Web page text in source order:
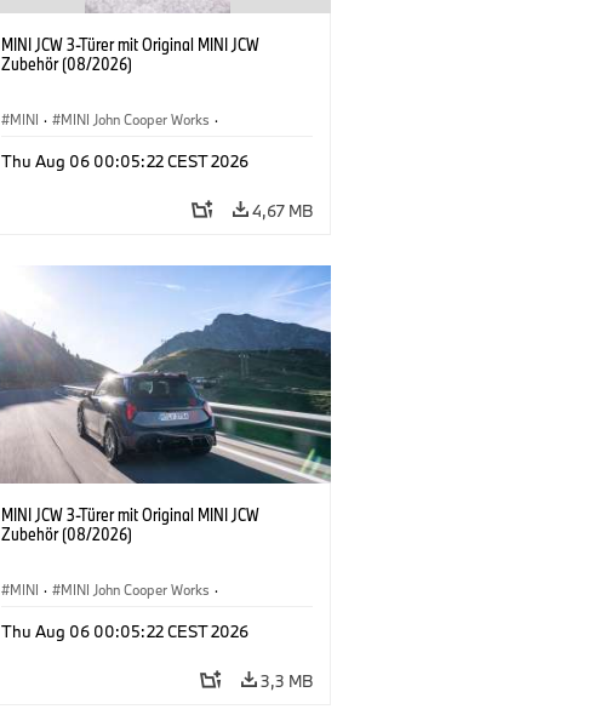
MINI JCW 3-Türer mit Original MINI JCW
Zubehör (08/2026)
MINI · MINI John Cooper Works ·
Sonderausstattungen, Zubehör
Thu Aug 06 00:05:22 CEST 2026
4,67 MB
MINI JCW 3-Türer mit Original MINI JCW
Zubehör (08/2026)
MINI · MINI John Cooper Works ·
Sonderausstattungen, Zubehör
Thu Aug 06 00:05:22 CEST 2026
3,3 MB